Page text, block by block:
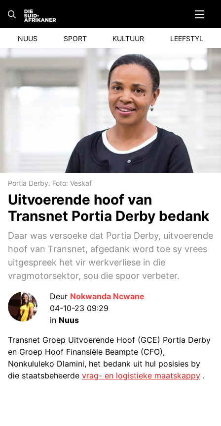
content
NUUS SPORT KULTUUR LEEFSTYL
Portia Derby. Foto: Veskaf
Uitvoerende hoof van
Transnet Portia Derby bedank
Daar was versoeke dat Portia Derby, uitvoerende
hoof van Transnet, afgedank word toe sy vrees
uitgespreek het vir werkverliese in die
vragmotorsektor, sou die spoor verbeter.
Deur Nokwanda Ncwane
04-10-23 09:29
in Nuus
Transnet Groep Uitvoerende Hoof (GCE) Portia Derby
en Groep Hoof Finansiële Beampte (CFO),
Nonkululeko Dlamini, het bedank uit hul posisies by
die staatsbeheerde vrag- en logistieke maatskappy .